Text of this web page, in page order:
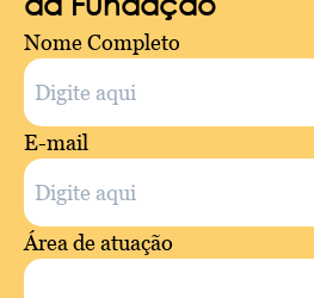
Nome Completo
E-mail
Área de atuação